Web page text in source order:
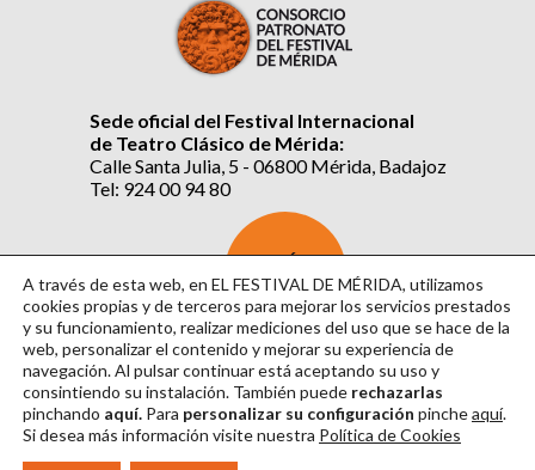
Sede oficial del Festival Internacional
de Teatro Clásico de Mérida:
Calle Santa Julia, 5 - 06800 Mérida, Badajoz
Tel: 924 00 94 80
AL BOLETÍN
Aviso Legal|Política de Privacidad
A través de esta web, en EL FESTIVAL DE MÉRIDA, utilizamos
cookies propias y de terceros para mejorar los servicios prestados
y su funcionamiento, realizar mediciones del uso que se hace de la
web, personalizar el contenido y mejorar su experiencia de
navegación. Al pulsar continuarestá aceptando su uso y
consintiendo su instalación. También puede rechazarlas
pinchando aquí. Para personalizar su configuración pincheaquí.
Si desea más información visite nuestra Política de Cookies